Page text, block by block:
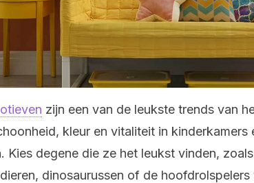
zijn een van de leukste trends van
kleur en vitaliteit in kinderkamers
Kies degene die ze het leukst vinden,
dinosaurussen of de hoofdrolspelers